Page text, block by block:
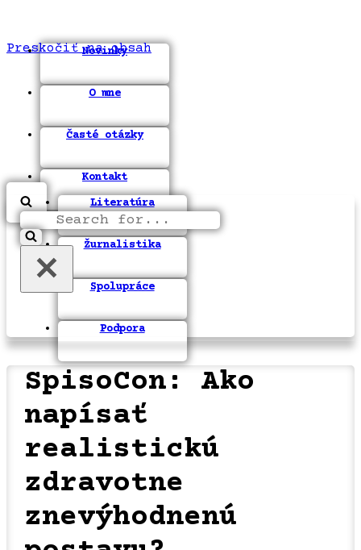
Preskočiť na obsah
Novinky
O mne
Časté otázky
Kontakt
Search
for...
Literatúra
Žurnalistika
Spolupráce
Podpora
SpisoCon: Ako
napísať
realistickú
zdravotne
znevýhodnenú